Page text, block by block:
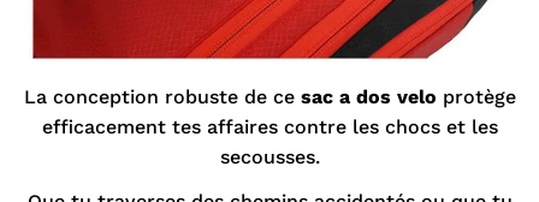
La conception robuste de ce sac a dos velo protège
efficacement tes affaires contre les chocs et les
secousses.